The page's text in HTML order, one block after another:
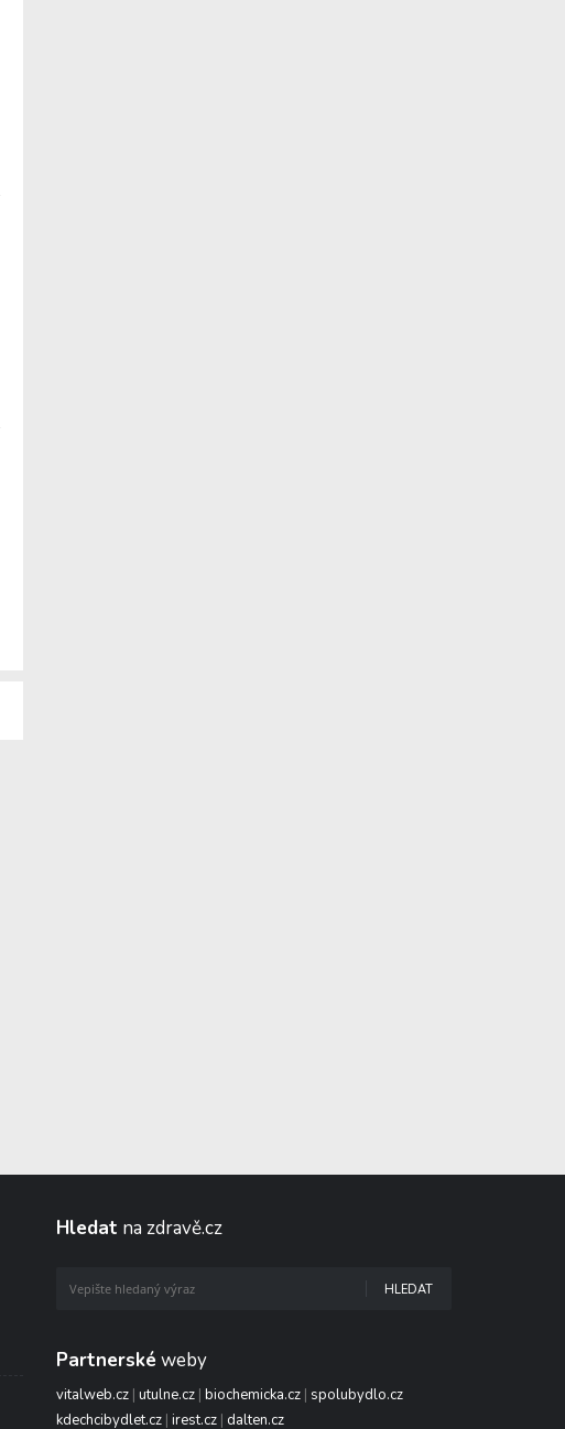
Hledat na zdravě.cz
HLEDAT
Partnerské weby
vitalweb.cz| utulne.cz| biochemicka.cz| spolubydlo.cz
kdechcibydlet.cz| irest.cz| dalten.cz